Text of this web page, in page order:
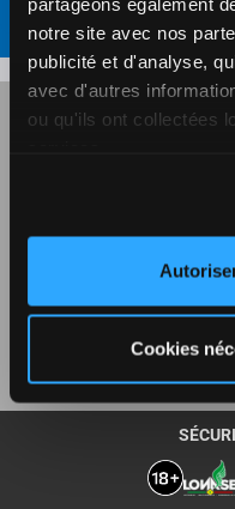
notre site avec nos
publicité et d'analyse,
avec d'autres
ou qu'ils ont collectées
Cookies
JEU